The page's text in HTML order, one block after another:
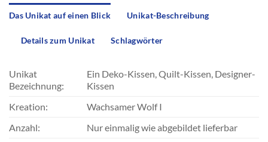
Das Unikat auf einen Blick Unikat-Beschreibung
Details zum Unikat Schlagwörter
Unikat
Bezeichnung:
Ein Deko-Kissen, Quilt-Kissen, Designer-
Kissen
Kreation:
Wachsamer Wolf I
Anzahl:
Nur einmalig wie abgebildet lieferbar